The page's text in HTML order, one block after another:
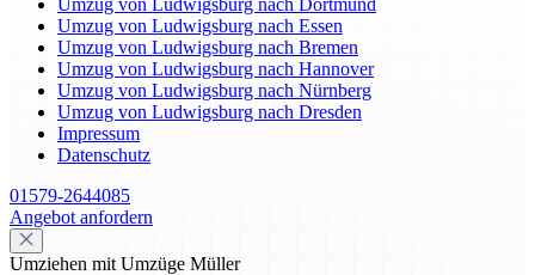
Umzug von Ludwigsburg nach Dortmund
Umzug von Ludwigsburg nach Essen
Umzug von Ludwigsburg nach Bremen
Umzug von Ludwigsburg nach Hannover
Umzug von Ludwigsburg nach Nürnberg
Umzug von Ludwigsburg nach Dresden
Impressum
Datenschutz
01579-2644085
Angebot anfordern
Umziehen mit Umzüge Müller